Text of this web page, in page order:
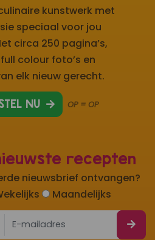
recepten
nieuwsbrief ontvangen?
Maandelijks
kunstwerk met
speciaal voor jou
circa 250 pagina’s,
colour foto’s en
elk nieuw gerecht.
NU OP = OP